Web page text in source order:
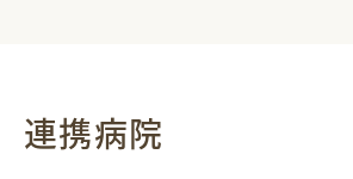
連携病院